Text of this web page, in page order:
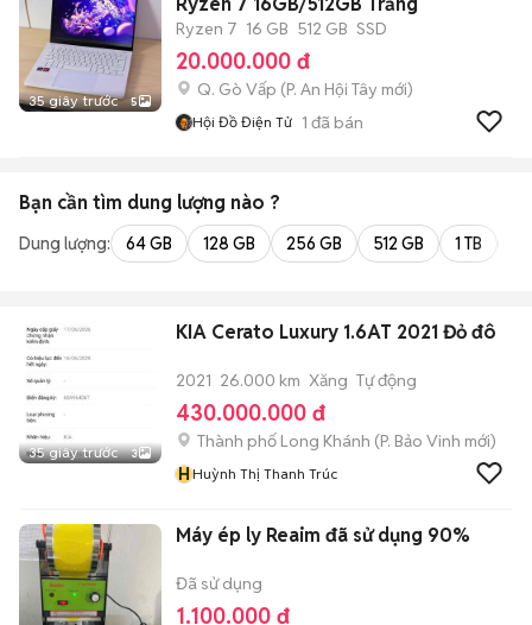
35 giây trước 5
Ryzen 7 16 GB 512 GB SSD
20.000.000 đ
Q. Gò Vấp (P. An Hội Tây mới)
Hội Đồ Điện Tử 1 đã bán
Bạn cần tìm dung lượng nào ?
Dung lượng: 64 GB 128 GB 256 GB 512 GB 1 TB
35 giây trước 3
KIA Cerato Luxury 1.6AT 2021 Đỏ đô
2021 26.000 km Xăng Tự động
430.000.000 đ
Thành phố Long Khánh (P. Bảo Vinh mới)
HHuỳnh Thị Thanh Trúc
Máy ép ly Reaim đã sử dụng 90%
Đã sử dụng
1.100.000 đ